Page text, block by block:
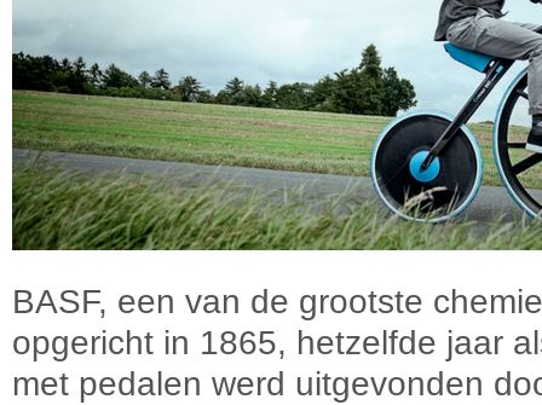
BASF, een van de grootste
opgericht in 1865, hetzelfde jaar
met pedalen werd uitgevonden